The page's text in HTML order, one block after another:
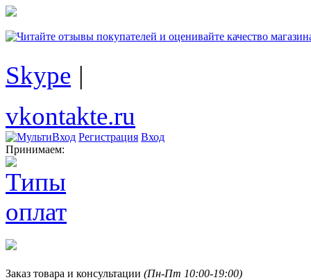
Skype |
vkontakte.ru
Регистрация Вход
Принимаем:
Заказ товара и консультации (Пн-Пт 10:00-19:00)